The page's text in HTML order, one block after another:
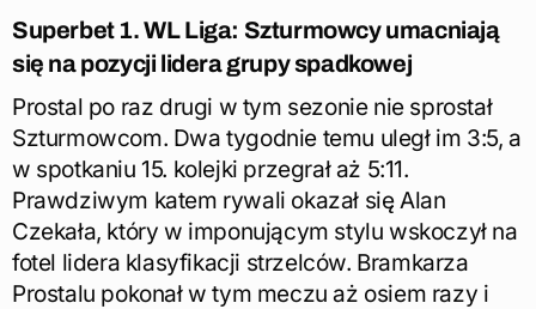
Superbet 1. WL Liga: Szturmowcy umacniają
się na pozycji lidera grupy spadkowej
Prostal po raz drugi w tym sezonie nie sprostał
Szturmowcom. Dwa tygodnie temu uległ im 3:5, a
w spotkaniu 15. kolejki przegrał aż 5:11.
Prawdziwym katem rywali okazał się Alan
Czekała, który w imponującym stylu wskoczył na
fotel lidera klasyfikacji strzelców. Bramkarza
Prostalu pokonał w tym meczu aż osiem razy i